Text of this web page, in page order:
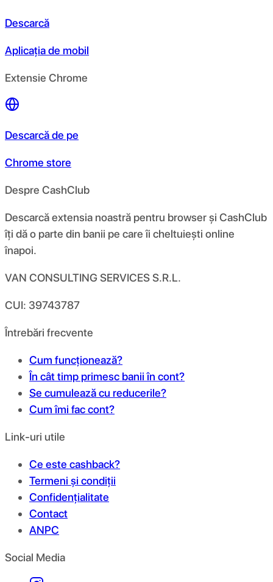
Descarcă
Aplicația de mobil
Extensie Chrome
Descarcă de pe
Chrome store
Despre CashClub
Descarcă extensia noastră pentru browser și CashClub
îți dă o parte din banii pe care îi cheltuiești online
înapoi.
VAN CONSULTING SERVICES S.R.L.
CUI: 39743787
Întrebări frecvente
Cum funcționează?
În cât timp primesc banii în cont?
Se cumulează cu reducerile?
Cum îmi fac cont?
Link-uri utile
Ce este cashback?
Termeni și condiții
Confidențialitate
Contact
ANPC
Social Media